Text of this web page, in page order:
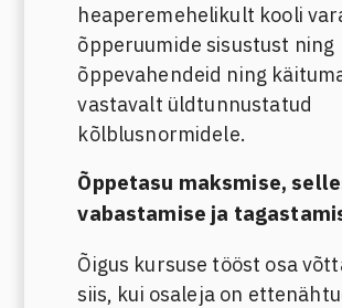
heaperemehelikult kooli
õpperuumide sisustust ning
õppevahendeid ning
vastavalt üldtunnustatud
kõlblusnormidele.
Õppetasu maksmise,
vabastamise ja
Õigus kursuse tööst osa
siis, kui osaleja on